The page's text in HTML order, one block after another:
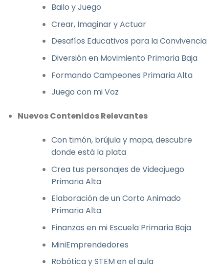
Bailo y Juego
Crear, Imaginar y Actuar
Desafíos Educativos para la Convivencia
Diversión en Movimiento Primaria Baja
Formando Campeones Primaria Alta
Juego con mi Voz
Nuevos Contenidos Relevantes
Con timón, brújula y mapa, descubre
donde está la plata
Crea tus personajes de Videojuego
Primaria Alta
Elaboración de un Corto Animado
Primaria Alta
Finanzas en mi Escuela Primaria Baja
MiniEmprendedores
Robótica y STEM en el aula